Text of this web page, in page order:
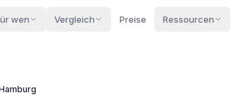
wen Vergleich Preise Ressourcen